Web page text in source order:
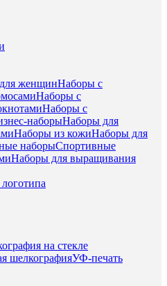
женщинНаборы с
Наборы с
Наборы с
наборыНаборы для
Наборы из кожиНаборы для
наборыСпортивные
Наборы для выращивания
на стекле
шелкографияУФ-печать